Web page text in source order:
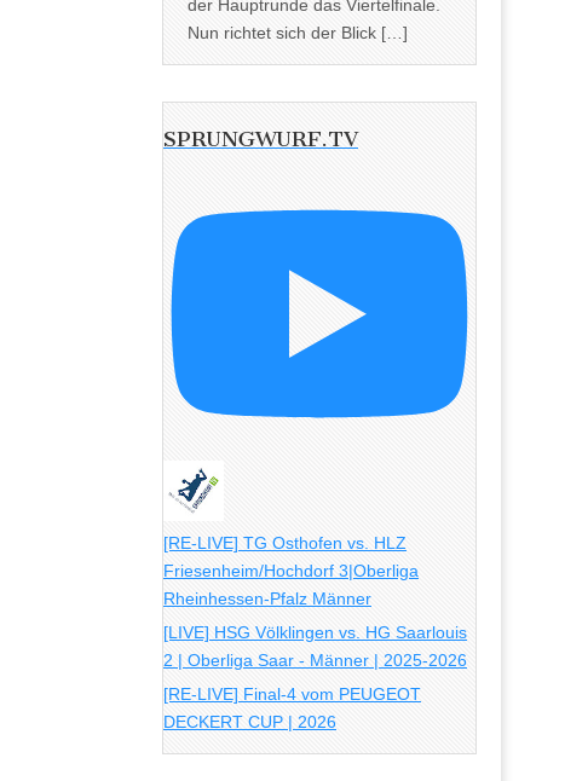
der Hauptrunde das Viertelfinale.
Nun richtet sich der Blick […]
SPRUNGWURF.TV
[RE-LIVE] TG Osthofen vs. HLZ
Friesenheim/Hochdorf 3|Oberliga
Rheinhessen-Pfalz Männer
[LIVE] HSG Völklingen vs. HG Saarlouis
2 | Oberliga Saar - Männer | 2025-2026
[RE-LIVE] Final-4 vom PEUGEOT
DECKERT CUP | 2026